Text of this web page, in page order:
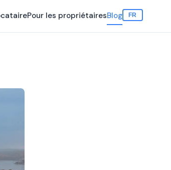
Pour les propriétairesBlog FR